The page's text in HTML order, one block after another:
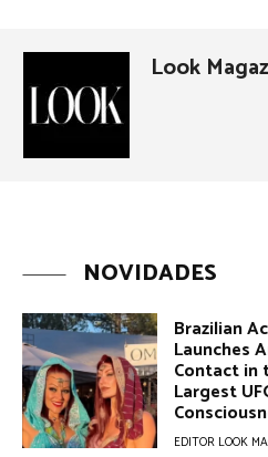
Look
NOVIDADES
Brazilian
Launches
Contact in
Largest
EDITOR LOOK